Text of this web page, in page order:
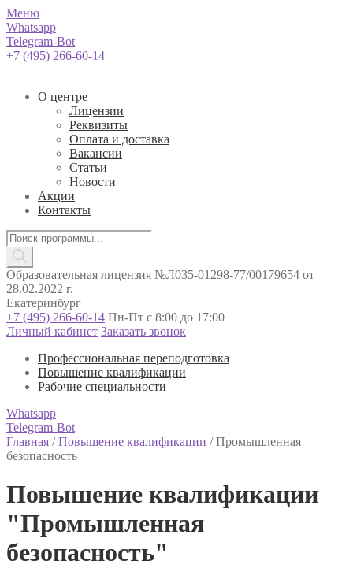
Меню
Whatsapp
Telegram-Bot
+7 (495) 266-60-14
О центре
Лицензии
Реквизиты
Оплата и доставка
Вакансии
Статьи
Новости
Акции
Контакты
Поиск
товаров
Образовательная лицензия №Л035-01298-77/00179654 от
28.02.2022 г.
Екатеринбург
+7 (495) 266-60-14 Пн-Пт с 8:00 до 17:00
Личный кабинет Заказать звонок
Профессиональная переподготовка
Повышение квалификации
Рабочие специальности
Whatsapp
Telegram-Bot
Главная /Повышение квалификации /Промышленная
безопасность
Повышение квалификации
"Промышленная
безопасность"